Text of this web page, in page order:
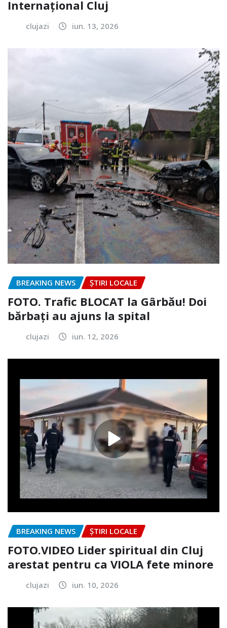
Internațional Cluj
clujazi iun. 13, 2026
BREAKING NEWS ȘTIRI LOCALE
FOTO. Trafic BLOCAT la Gârbău! Doi
bărbați au ajuns la spital
clujazi iun. 12, 2026
BREAKING NEWS ȘTIRI LOCALE
FOTO.VIDEO Lider spiritual din Cluj
arestat pentru ca VIOLA fete minore
clujazi iun. 10, 2026